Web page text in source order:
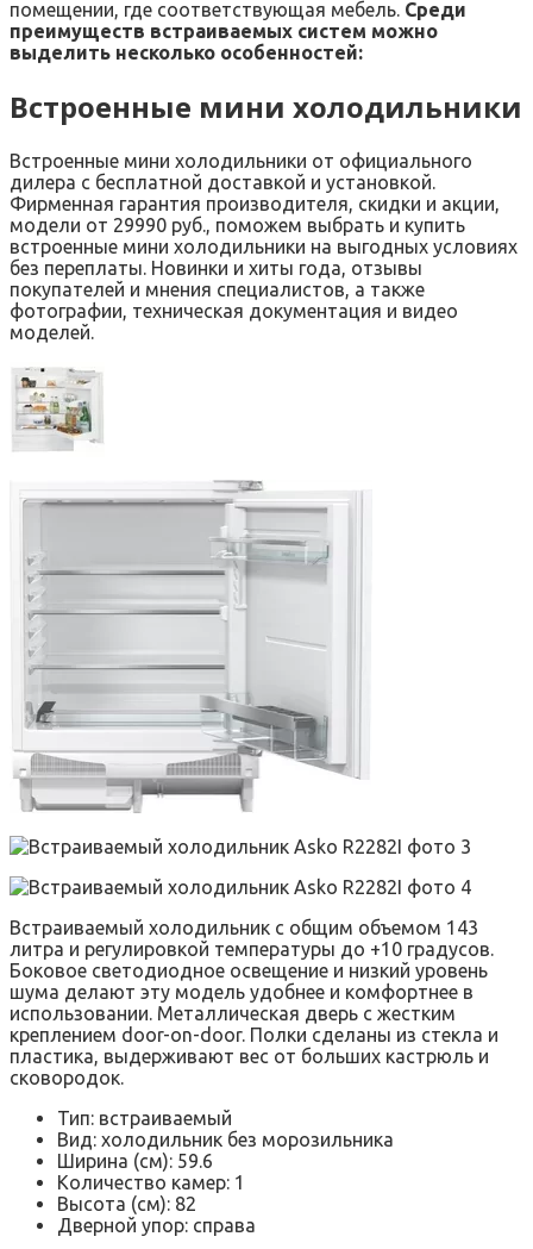
помещении, где соответствующая мебель. Среди
преимуществ встраиваемых систем можно
выделить несколько особенностей:
Встроенные мини холодильники
Встроенные мини холодильники от официального
дилера с бесплатной доставкой и установкой.
Фирменная гарантия производителя, скидки и акции,
модели от 29990 руб., поможем выбрать и купить
встроенные мини холодильники на выгодных условиях
без переплаты. Новинки и хиты года, отзывы
покупателей и мнения специалистов, а также
фотографии, техническая документация и видео
моделей.
Встраиваемый холодильник с общим объемом 143
литра и регулировкой температуры до +10 градусов.
Боковое светодиодное освещение и низкий уровень
шума делают эту модель удобнее и комфортнее в
использовании. Металлическая дверь с жестким
креплением door-on-door. Полки сделаны из стекла и
пластика, выдерживают вес от больших кастрюль и
сковородок.
Тип: встраиваемый
Вид: холодильник без морозильника
Ширина (см): 59.6
Количество камер: 1
Высота (см): 82
Дверной упор: справа